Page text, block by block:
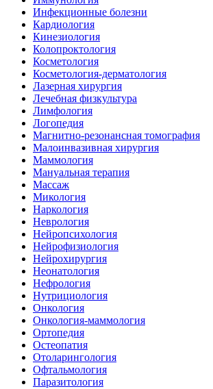
Инфекционные болезни
Кардиология
Кинезиология
Колопроктология
Косметология
Косметология-дерматология
Лазерная хирургия
Лечебная физкультура
Лимфология
Логопедия
Магнитно-резонансная томография
Малоинвазивная хирургия
Маммология
Мануальная терапия
Массаж
Микология
Наркология
Неврология
Нейропсихология
Нейрофизиология
Нейрохирургия
Неонатология
Нефрология
Нутрициология
Онкология
Онкология-маммология
Ортопедия
Остеопатия
Отоларингология
Офтальмология
Паразитология